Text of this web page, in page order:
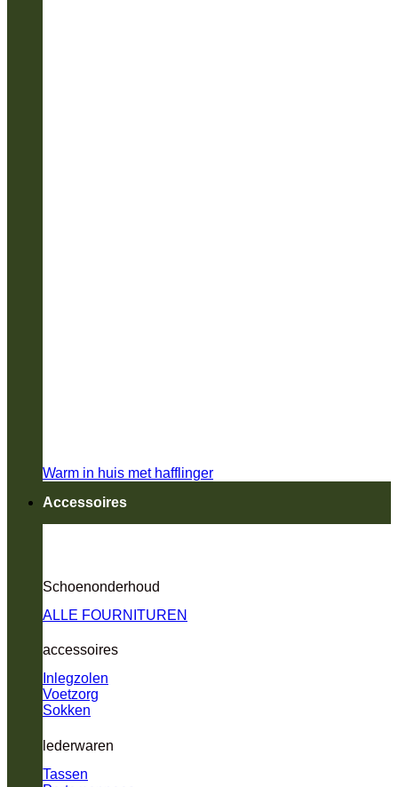
Warm in huis met hafflinger
Accessoires
Schoenonderhoud
ALLE FOURNITUREN
accessoires
Inlegzolen
Voetzorg
Sokken
lederwaren
Tassen